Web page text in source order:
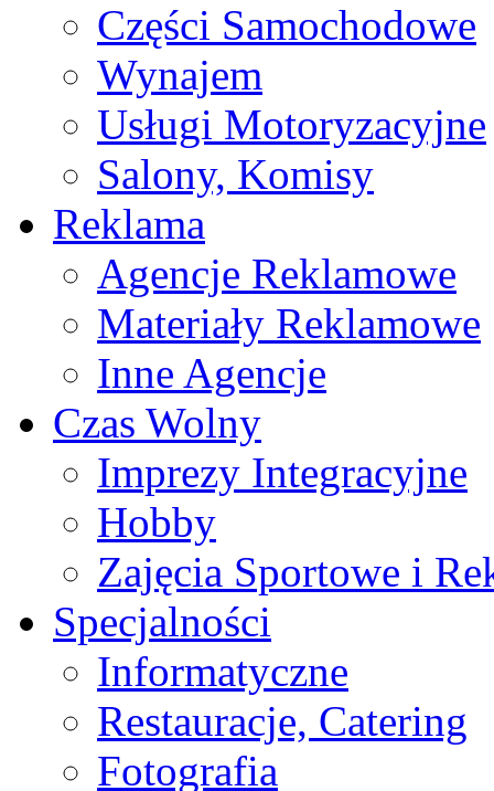
Części Samochodowe
Wynajem
Usługi Motoryzacyjne
Salony, Komisy
Reklama
Agencje Reklamowe
Materiały Reklamowe
Inne Agencje
Czas Wolny
Imprezy Integracyjne
Hobby
Zajęcia Sportowe i
Specjalności
Informatyczne
Restauracje, Catering
Fotografia